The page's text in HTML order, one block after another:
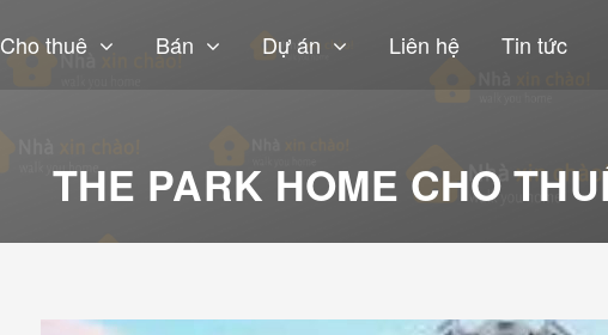
Cho thuê Bán Dự án Liên hệ Tin tức
THE PARK HOME CHO